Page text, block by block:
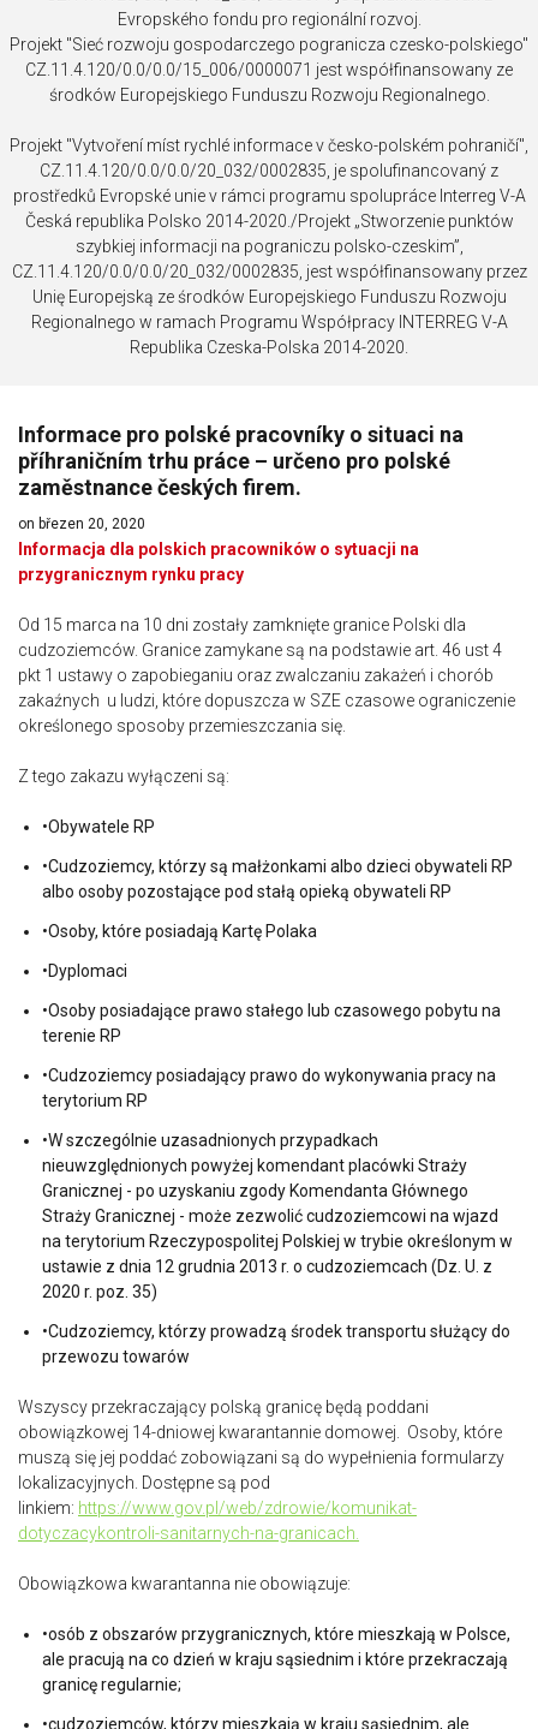
Evropského fondu pro regionální rozvoj.
Projekt "Sieć rozwoju gospodarczego pogranicza czesko-polskiego"
CZ.11.4.120/0.0/0.0/15_006/0000071 jest współfinansowany ze
środków Europejskiego Funduszu Rozwoju Regionalnego.
Projekt "Vytvoření míst rychlé informace v česko-polském pohraničí",
CZ.11.4.120/0.0/0.0/20_032/0002835, je spolufinancovaný z
prostředků Evropské unie v rámci programu spolupráce Interreg V-A
Česká republika Polsko 2014-2020./Projekt „Stworzenie punktów
szybkiej informacji na pograniczu polsko-czeskim”,
CZ.11.4.120/0.0/0.0/20_032/0002835, jest współfinansowany przez
Unię Europejską ze środków Europejskiego Funduszu Rozwoju
Regionalnego w ramach Programu Współpracy INTERREG V-A
Republika Czeska-Polska 2014-2020.
Informace pro polské pracovníky o situaci na
příhraničním trhu práce – určeno pro polské
zaměstnance českých firem.
on březen 20, 2020
Informacja dla polskich pracowników o sytuacji na
przygranicznym rynku pracy
Od 15 marca na 10 dni zostały zamknięte granice Polski dla
cudzoziemców. Granice zamykane są na podstawie art. 46 ust 4
pkt 1 ustawy o zapobieganiu oraz zwalczaniu zakażeń i chorób
zakaźnych u ludzi, które dopuszcza w SZE czasowe ograniczenie
określonego sposoby przemieszczania się.
Z tego zakazu wyłączeni są:
•Obywatele RP
•Cudzoziemcy, którzy są małżonkami albo dzieci obywateli RP
albo osoby pozostające pod stałą opieką obywateli RP
•Osoby, które posiadają Kartę Polaka
•Dyplomaci
•Osoby posiadające prawo stałego lub czasowego pobytu na
terenie RP
•Cudzoziemcy posiadający prawo do wykonywania pracy na
terytorium RP
•W szczególnie uzasadnionych przypadkach
nieuwzględnionych powyżej komendant placówki Straży
Granicznej - po uzyskaniu zgody Komendanta Głównego
Straży Granicznej - może zezwolić cudzoziemcowi na wjazd
na terytorium Rzeczypospolitej Polskiej w trybie określonym w
ustawie z dnia 12 grudnia 2013 r. o cudzoziemcach (Dz. U. z
2020 r. poz. 35)
•Cudzoziemcy, którzy prowadzą środek transportu służący do
przewozu towarów
Wszyscy przekraczający polską granicę będą poddani
obowiązkowej 14-dniowej kwarantannie domowej. Osoby, które
muszą się jej poddać zobowiązani są do wypełnienia formularzy
lokalizacyjnych. Dostępne są pod
linkiem: https://www.gov.pl/web/zdrowie/komunikat-
dotyczacykontroli-sanitarnych-na-granicach
Obowiązkowa kwarantanna nie obowiązuje:
•osób z obszarów przygranicznych, które mieszkają w Polsce,
ale pracują na co dzień w kraju sąsiednim i które przekraczają
granicę regularnie;
•cudzoziemców, którzy mieszkają w kraju sąsiednim, ale